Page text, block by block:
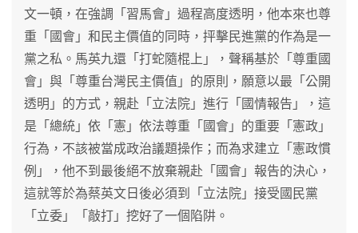
文一頓，在強調「習馬會」過程高度透明，他本來也尊
重「國會」和民主價值的同時，抨擊民進黨的作為是一
黨之私。馬英九還「打蛇隨棍上」，聲稱基於「尊重國
會」與「尊重台灣民主價值」的原則，願意以最「公開
透明」的方式，親赴「立法院」進行「國情報告」，這
是「總統」依「憲」依法尊重「國會」的重要「憲政」
行為，不該被當成政治議題操作；而為求建立「憲政慣
例」，他不到最後絕不放棄親赴「國會」報告的決心，
這就等於為蔡英文日後必須到「立法院」接受國民黨
「立委」「敲打」挖好了一個陷阱。